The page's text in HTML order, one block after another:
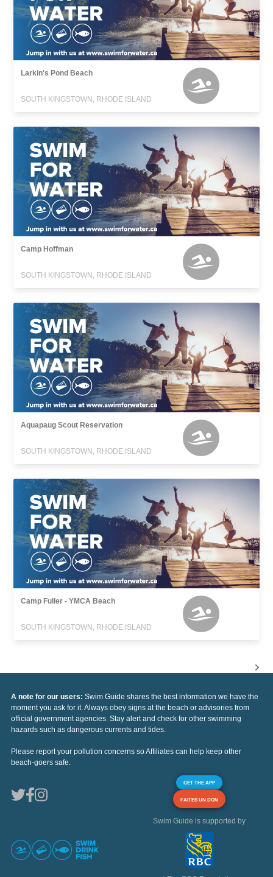
Larkin's Pond Beach
SOUTH KINGSTOWN, RHODE ISLAND
Camp Hoffman
SOUTH KINGSTOWN, RHODE ISLAND
Aquapaug Scout Reservation
SOUTH KINGSTOWN, RHODE ISLAND
Camp Fuller - YMCA Beach
SOUTH KINGSTOWN, RHODE ISLAND
A note for our users: Swim Guide shares the best information we have the
moment you ask for it. Always obey signs at the beach or advisories from
official government agencies. Stay alert and check for other swimming
hazards such as dangerous currents and tides.
Please report your pollution concerns so Affiliates can help keep other
beach-goers safe.
GET THE APP
FAITES UN DON
Swim Guide is supported by